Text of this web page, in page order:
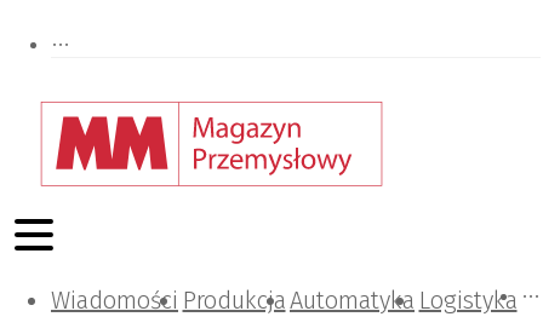
Wiadomości ProdukcjaAutomatyka Logistyka
Projektowanie i konstrukcje
Zarządzanie i IT
Tematy specjalne